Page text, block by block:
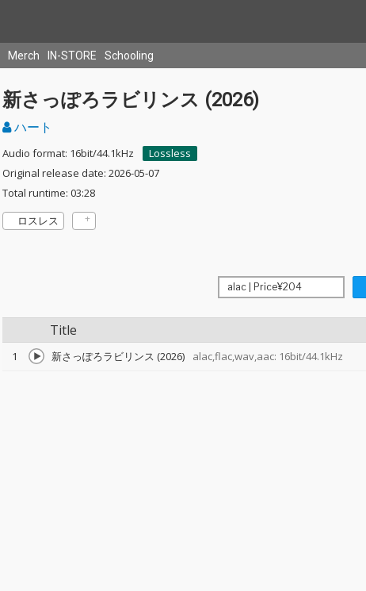
Merch IN-STORE Schooling
新さっぽろラビリンス (2026)
ハート
Audio format: 16bit/44.1kHz
Lossless
Original release date: 2026-05-07
Total runtime: 03:28
ロスレス
Title
1 新さっぽろラビリンス (2026) alac,flac,wav,aac: 16bit/44.1kHz